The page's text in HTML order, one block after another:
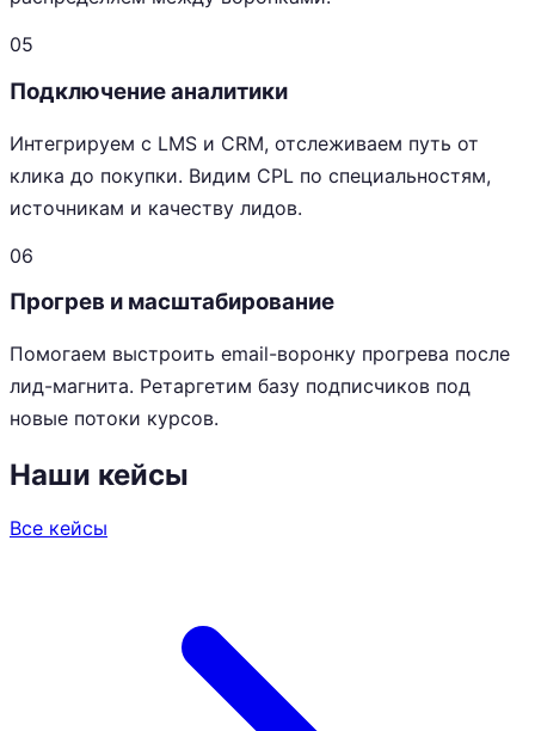
05
Подключение аналитики
Интегрируем с LMS и CRM, отслеживаем путь от
клика до покупки. Видим CPL по специальностям,
источникам и качеству лидов.
06
Прогрев и масштабирование
Помогаем выстроить email-воронку прогрева после
лид-магнита. Ретаргетим базу подписчиков под
новые потоки курсов.
Наши кейсы
Все кейсы